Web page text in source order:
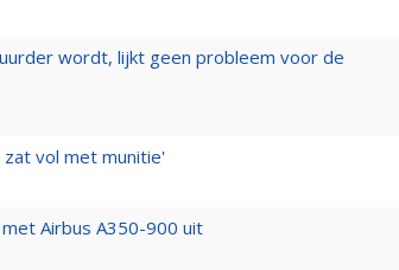
wordt, lijkt geen probleem voor de
vol met munitie'
Airbus A350-900 uit